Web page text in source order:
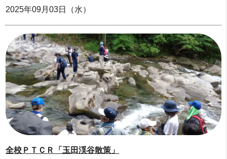
2025年09月03日（水）
全校ＰＴＣＲ「玉田渓谷散策」